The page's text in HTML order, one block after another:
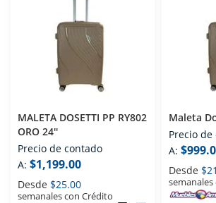
MALETA DOSETTI PP RY802
ORO 24''
Precio de contado
A: $1,199.00
Desde $25.00
semanales con Crédito
Maleta
Precio
A:
Desde